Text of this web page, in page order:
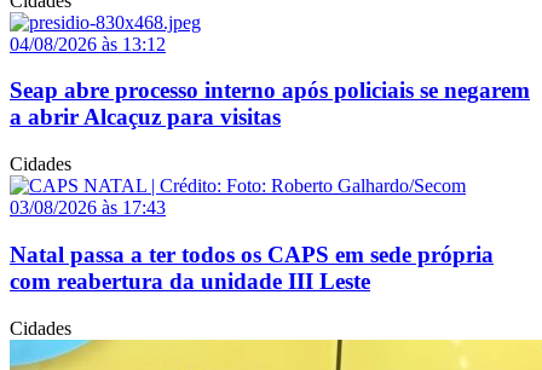
04/08/2026 às 13:12
Seap abre processo interno após policiais se negarem
a abrir Alcaçuz para visitas
Cidades
03/08/2026 às 17:43
Natal passa a ter todos os CAPS em sede própria
com reabertura da unidade III Leste
Cidades